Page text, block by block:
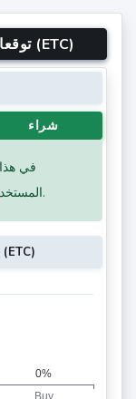
توقعات المستخدمين لـ ايثريوم كلاسيك (ETC)
شراء
في
المستخدم. شاهد أيضًا توقعات المستخدمين الآخرين.
توقعات الزوار لـ ايثريوم كلاسيك (ETC)